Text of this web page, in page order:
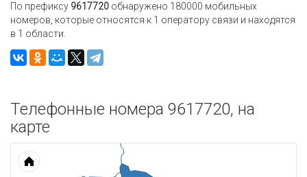
По префиксу 9617720 обнаружено 180000 мобильных
номеров, которые относятся к 1 оператору связи и находятся
в 1 области.
Телефонные номера 9617720, на
карте